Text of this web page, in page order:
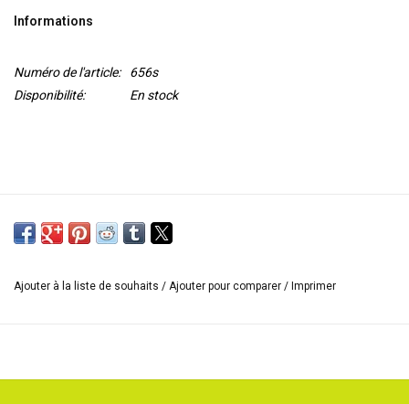
Informations
Numéro de l'article:
656s
Disponibilité:
En stock
Ajouter à la liste de souhaits / Ajouter pour comparer / Imprimer